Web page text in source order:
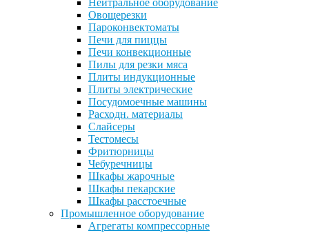
Нейтральное оборудование
Овощерезки
Пароконвектоматы
Печи для пиццы
Печи конвекционные
Пилы для резки мяса
Плиты индукционные
Плиты электрические
Посудомоечные машины
Расходн. материалы
Слайсеры
Тестомесы
Фритюрницы
Чебуречницы
Шкафы жарочные
Шкафы пекарские
Шкафы расстоечные
Промышленное оборудование
Агрегаты компрессорные